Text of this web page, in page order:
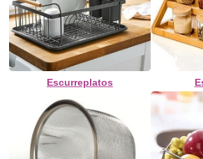
Escurreplatos